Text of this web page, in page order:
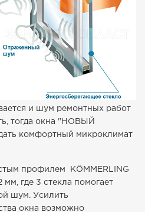
и шум ремонтных работ
тогда окна "НОВЫЙ
комфортный микроклимат
профилем KÖMMERLING
где 3 стекла помогает
шум. Усилить
окна возможно